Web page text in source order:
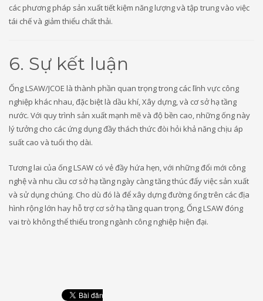
các phương pháp sản xuất tiết kiệm năng lượng và tập trung vào việc
tái chế và giảm thiểu chất thải.
6. Sự kết luận
Ống LSAW/JCOE là thành phần quan trọng trong các lĩnh vực công
nghiệp khác nhau, đặc biệt là dầu khí, Xây dựng, và cơ sở hạ tầng
nước. Với quy trình sản xuất mạnh mẽ và độ bền cao, những ống này
lý tưởng cho các ứng dụng đầy thách thức đòi hỏi khả năng chịu áp
suất cao và tuổi thọ dài.
Tương lai của ống LSAW có vẻ đầy hứa hẹn, với những đổi mới công
nghệ và nhu cầu cơ sở hạ tầng ngày càng tăng thúc đẩy việc sản xuất
và sử dụng chúng. Cho dù đó là để xây dựng đường ống trên các địa
hình rộng lớn hay hỗ trợ cơ sở hạ tầng quan trọng, Ống LSAW đóng
vai trò không thể thiếu trong ngành công nghiệp hiện đại.